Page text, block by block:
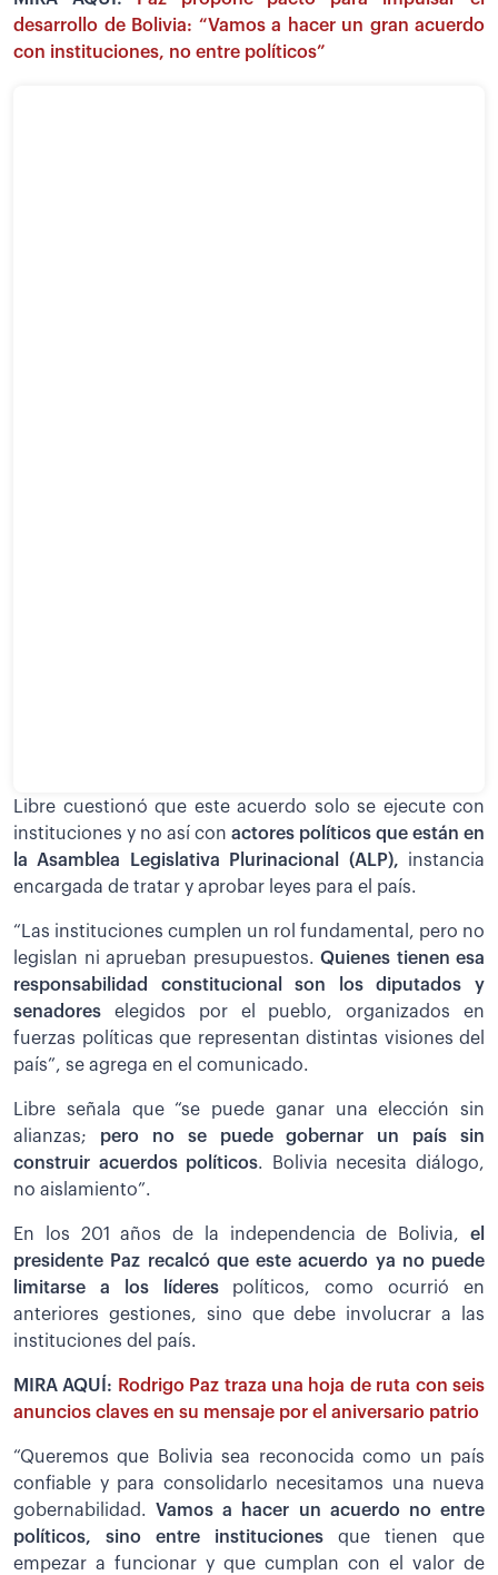
desarrollo de Bolivia: “Vamos a hacer un gran acuerdo
con instituciones, no entre políticos”
Libre cuestionó que este acuerdo solo se ejecute con
instituciones y no así con actores políticos que están en
la Asamblea Legislativa Plurinacional (ALP), instancia
encargada de tratar y aprobar leyes para el país.
“Las instituciones cumplen un rol fundamental, pero no
legislan ni aprueban presupuestos. Quienes tienen esa
responsabilidad constitucional son los diputados y
senadores elegidos por el pueblo, organizados en
fuerzas políticas que representan distintas visiones del
país”, se agrega en el comunicado.
Libre señala que “se puede ganar una elección sin
alianzas; pero no se puede gobernar un país sin
construir acuerdos políticos. Bolivia necesita diálogo,
no aislamiento”.
En los 201 años de la independencia de Bolivia, el
presidente Paz recalcó que este acuerdo ya no puede
limitarse a los líderespolíticos, como ocurrió en
anteriores gestiones, sino que debe involucrar a las
instituciones del país.
MIRA AQUÍ: Rodrigo Paz traza una hoja de ruta con seis
anuncios claves en su mensaje por el aniversario patrio
“Queremos que Bolivia sea reconocida como un país
confiable y para consolidarlo necesitamos una nueva
gobernabilidad.
Vamos a hacer un acuerdo no entre
políticos, sino entre instituciones que tienen que
empezar a funcionar y que cumplan con el valor de